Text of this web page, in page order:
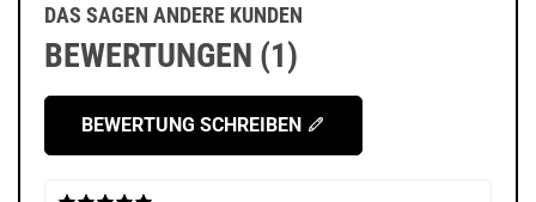
DAS SAGEN ANDERE KUNDEN
BEWERTUNGEN (1)
BEWERTUNG SCHREIBEN